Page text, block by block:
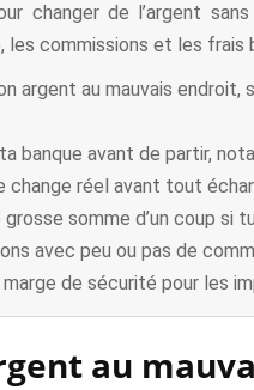
changer de l’argent
les commissions et les frais
argent au mauvais endroit,
banque avant de partir,
change réel avant tout
grosse somme d’un coup si
avec peu ou pas de
de sécurité pour les
au